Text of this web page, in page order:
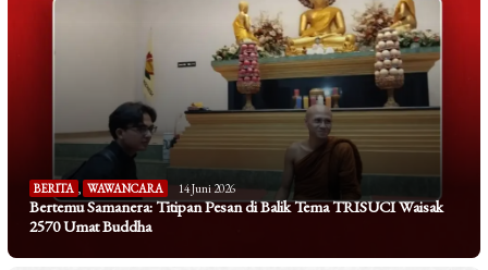
BERITA , WAWANCARA 14 Juni 2026
Bertemu Samanera: Titipan Pesan di Balik Tema TRISUCI Waisak
2570 Umat Buddha